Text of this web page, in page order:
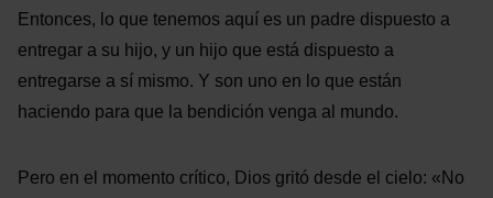
Entonces, lo que tenemos aquí es un padre dispuesto a
entregar a su hijo, y un hijo que está dispuesto a
entregarse a sí mismo. Y son uno en lo que están
haciendo para que la bendición venga al mundo.
Pero en el momento crítico, Dios gritó desde el cielo: «No